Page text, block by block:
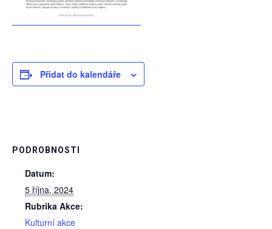
Přidat do kalendáře
PODROBNOSTI
Datum:
5 října, 2024
Rubrika Akce:
Kulturní akce